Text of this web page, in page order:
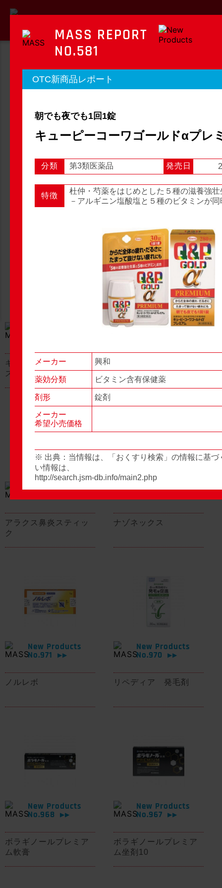
MASS REPORT
マスレポート
OTC新商品レポート
OTC新商品レポート 店頭観察
キャベジンコーワαプラ
ス顆粒
New Products
アラクス鼻炎スティッ
ク
ナゾネックス
New Products
No.971
▶▶
ノルレボ
New Products
No.970
▶▶
リペディア 発毛剤
New Products
No.968
▶▶
ボラギノールプレミア
ム軟膏
New Products
No.967
▶▶
ボラギノールプレミア
ム坐剤10
MASS REPORT
NO.581
OTC新商品レポート
朝でも夜でも1回1錠
キューピーコーワゴールドαプレ
分類 第3類医薬品 発売日
特徴
杜仲・芍薬をはじめとした５種の滋養強
－アルギニン塩酸塩と５種のビタミンが
メーカー 興和
薬効分類 ビタミン含有保健薬
剤形 錠剤
メーカー
希望小売価格
※ 出典：当情報は、「おくすり検索」の情報に基づ
い情報は、
http://search.jsm-db.info/main2.php